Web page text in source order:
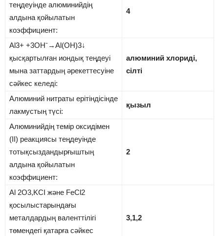
теңдеуінде алюминийдің
алдына қойылатын
коэффициент:
4
Al3+ +3OHˉ→Al(OH)3↓
қысқартылған иондық теңдеуі
мына заттардың әрекеттесуіне
сәйкес келеді:
алюминий хлориді,
сілті
Алюминий нитраты ерітіндісінде
лакмустың түсі:
қызыл
Алюминийдің темір оксидімен
(II) реакциясы теңдеуінде
тотықсыздандырғыштың
алдына қойылатын
коэффициент:
2
Al 2O3,KCI және FeCl2
қосылыстарындағы
металдардың валенттілігі
төмендегі қатарға сәйкес
3,1,2